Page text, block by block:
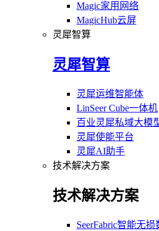
Magic家用网络
MagicHub云屏
灵犀智算
灵犀智算
灵犀运维智能体
LinSeer Cube一体机
百业灵犀私域大模
灵犀使能平台
灵犀AI助手
技术解决方案
技术解决方案
SeerFabric智能无